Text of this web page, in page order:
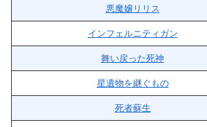
悪魔嬢リリス
インフェルニティガン
舞い戻った死神
星遺物を継ぐもの
死者蘇生